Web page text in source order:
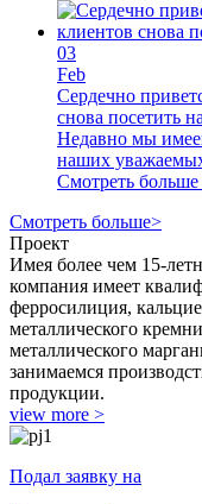
03
Feb
Сердечно
снова посетить
Недавно мы
наших
Смотреть больше
Смотреть больше>
Проект
Имея более чем 15-
компания имеет
ферросилиция,
металлического
металлического
занимаемся
продукции.
view more >
Подал заявку на